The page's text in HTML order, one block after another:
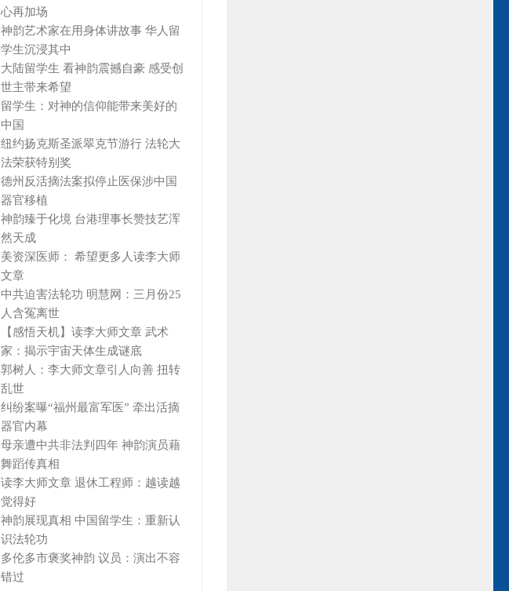
心再加场
神韵艺术家在用身体讲故事‭ ‬华人留
学生沉浸其中
大陆留学生 看神韵震撼自豪 感受创
世主带来希望
留学生：对神的信仰能带来美好的
中国
纽约扬克斯圣派翠克节游行 法轮大
法荣获特别奖
德州反活摘法案拟停止医保涉中国
器官移植
神韵臻于化境 台港理事长赞技艺浑
然天成
美资深医师： 希望更多人读李大师
文章
中共迫害法轮功 明慧网：三月份25
人含冤离世
【感悟天机】读李大师文章 武术
家：揭示宇宙天体生成谜底
郭树人：李大师文章引人向善 扭转
乱世
纠纷案曝“福州最富军医” 牵出活摘
器官内幕
母亲遭中共非法判四年 神韵演员藉
舞蹈传真相
读李大师文章 退休工程师：越读越
觉得好
神韵展现真相 中国留学生：重新认
识法轮功
多伦多市褒奖神韵 议员：演出不容
错过